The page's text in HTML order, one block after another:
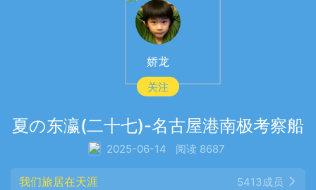
娇龙
关注
夏の东瀛(二十七)-名古屋港南极考察船
2025-06-14 阅读 8687
我们旅居在天涯 5413成员